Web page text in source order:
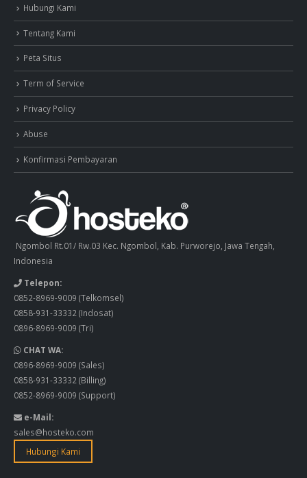
Hubungi Kami
Tentang Kami
Peta Situs
Term of Service
Privacy Policy
Abuse
Konfirmasi Pembayaran
Ngombol Rt.01/ Rw.03 Kec. Ngombol, Kab. Purworejo, Jawa Tengah,
Indonesia
Telepon:
0852-8969-9009 (Telkomsel)
0858-931-33332 (Indosat)
0896-8969-9009 (Tri)
CHAT WA:
0896-8969-9009 (Sales)
0858-931-33332 (Billing)
0852-8969-9009 (Support)
e-Mail:
sales@hosteko.com
Hubungi Kami